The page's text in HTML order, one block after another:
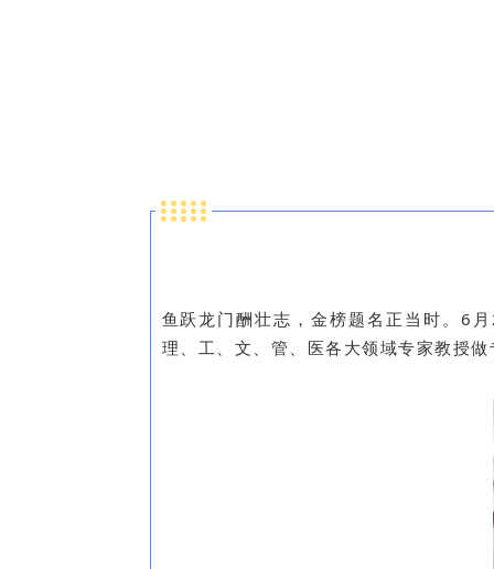
鱼跃龙门酬壮志，金榜题名正当时。6
理、工、文、管、医各大领域专家教授